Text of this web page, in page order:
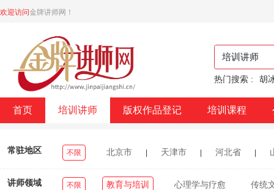
欢迎访问金牌讲师网！
热门搜索 : 胡
首页 培训讲师 版权作品登记 培训课程
常驻地区 不限 北京市 天津市 河北省
浙江省 | 安徽省
讲师领域 不限 教育与培训 心理学与疗愈 传统